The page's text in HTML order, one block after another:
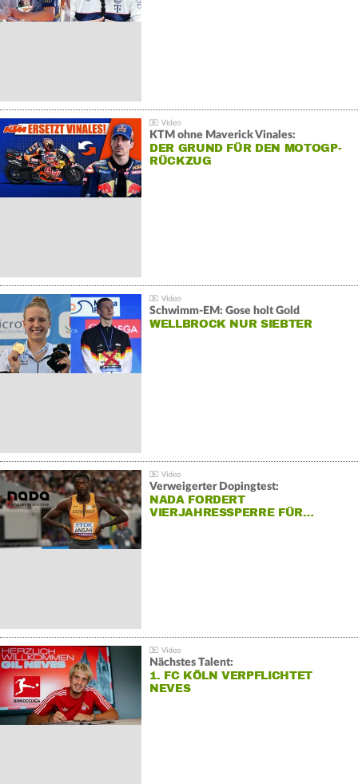
KTM ohne Maverick Vinales:
DER GRUND FÜR DEN MOTOGP-
RÜCKZUG
Schwimm-EM: Gose holt Gold
WELLBROCK NUR SIEBTER
Verweigerter Dopingtest:
NADA FORDERT
VIERJAHRESSPERRE FÜR…
Nächstes Talent:
1. FC KÖLN VERPFLICHTET
NEVES